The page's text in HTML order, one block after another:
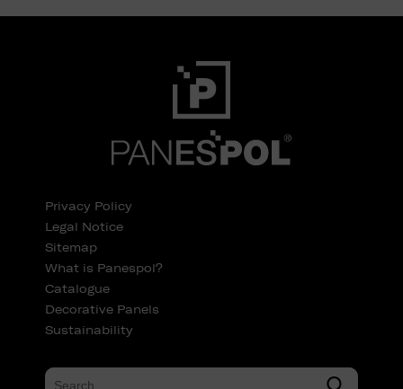
Privacy Policy
Legal Notice
Sitemap
What is Panespol?
Catalogue
Decorative Panels
Sustainability